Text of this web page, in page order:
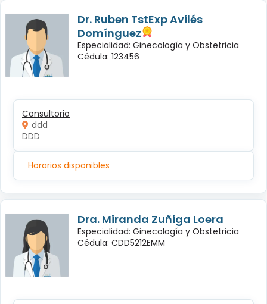
Dr. Ruben TstExp Avilés
Domínguez
Especialidad: Ginecología y Obstetricia
Cédula: 123456
Consultorio
ddd
DDD
Horarios disponibles
Dra. Miranda Zuñiga Loera
Especialidad: Ginecología y Obstetricia
Cédula: CDD5212EMM